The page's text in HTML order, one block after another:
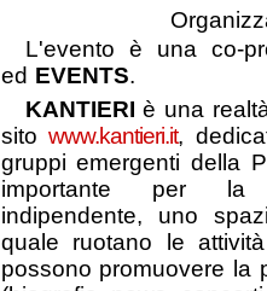
L'evento è una co-
ed EVENTS.
KANTIERI è una
sitowww.kantieri.it,
gruppi emergenti della
importante per la
indipendente, uno
quale ruotano le
possono promuovere la